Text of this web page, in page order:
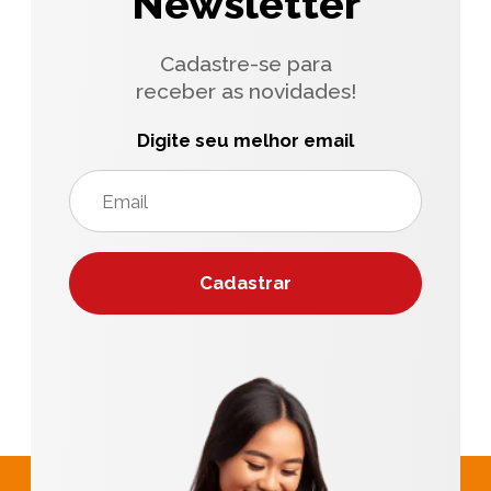
Cadastre-se para
receber as novidades!
Digite seu melhor email